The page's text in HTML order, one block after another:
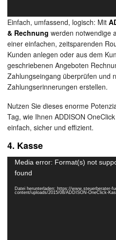
Einfach, umfassend, logisch: Mit
& Rechnung werden notwendige
einer einfachen, zeitsparenden
Kunden anlegen oder aus dem
geschriebenen Angeboten
Zahlungseingang überprüfen und
Zahlungserinnerungen erstellen.
Nutzen Sie dieses enorme
Tag, wie Ihnen ADDISON
einfach, sicher und effizient.
4. Kasse
Video-
Player
Media error: Format(s) not
found
Datei herunterladen: https://www.steuerberater-
content/uploads/2015/08/ADDISON-OneClick-